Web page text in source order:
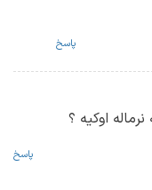
پاسخ
اوکیه ؟
پاسخ